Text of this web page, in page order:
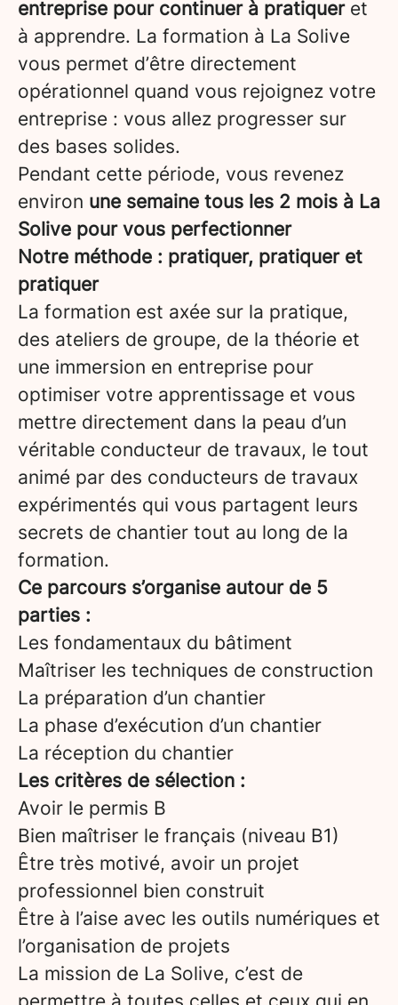
entreprise pour continuer à pratiqueret
à apprendre. La formation à La Solive
vous permet d’être directement
opérationnel quand vous rejoignez votre
entreprise : vous allez progresser sur
des bases solides.
Pendant cette période, vous revenez
environ une semaine tous les 2 mois à La
Solive pour vous perfectionner
Notre méthode : pratiquer, pratiquer et
pratiquer
La formation est axée sur la pratique,
des ateliers de groupe, de la théorie et
une immersion en entreprise pour
optimiser votre apprentissage et vous
mettre directement dans la peau d’un
véritable conducteur de travaux, le tout
animé par des conducteurs de travaux
expérimentés qui vous partagent leurs
secrets de chantier tout au long de la
formation.
Ce parcours s’organise autour de 5
parties :
Les fondamentaux du bâtiment
Maîtriser les techniques de construction
La préparation d’un chantier
La phase d’exécution d’un chantier
La réception du chantier
Les critères de sélection :
Avoir le permis B
Bien maîtriser le français (niveau B1)
Être très motivé, avoir un projet
professionnel bien construit
Être à l’aise avec les outils numériques et
l’organisation de projets
La mission de La Solive, c’est de